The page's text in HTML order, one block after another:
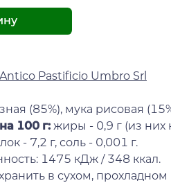
Antico Pastificio Umbro Srl
(85%), мука рисовая
на 100 г: жиры - 0,9 г (из
- 7,2 г, соль - 0,001 г.
1475 кДж / 348 ккал.
в сухом, прохладном